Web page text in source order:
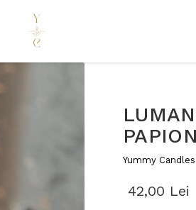
Yummy Candles
42,00 Lei